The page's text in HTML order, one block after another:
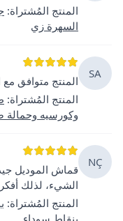
المنتج المُشتراة:
السهرة زي
SA
المنتج متوافق مع
المنتج المُشتراة:
وكورسيه وحمالة
NÇ
قماش الموديل
الشيء، لذلك
المنتج المُشتراة:
بنقاط سوداء